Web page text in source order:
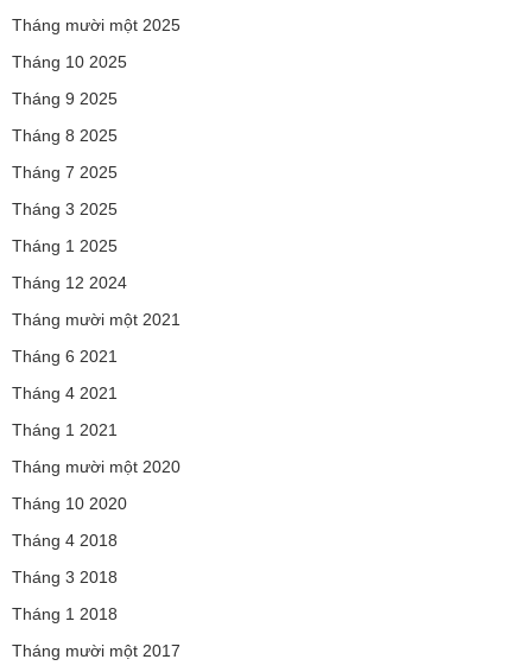
Tháng mười một 2025
Tháng 10 2025
Tháng 9 2025
Tháng 8 2025
Tháng 7 2025
Tháng 3 2025
Tháng 1 2025
Tháng 12 2024
Tháng mười một 2021
Tháng 6 2021
Tháng 4 2021
Tháng 1 2021
Tháng mười một 2020
Tháng 10 2020
Tháng 4 2018
Tháng 3 2018
Tháng 1 2018
Tháng mười một 2017